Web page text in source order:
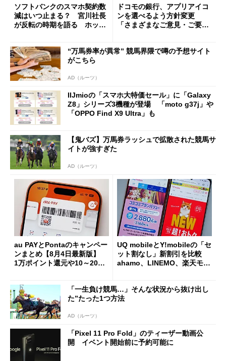
ソフトバンクのスマホ契約数
減はいつ止まる？ 宮川社長
が反転の時期を語る ホッピ
ドコモの銀行、アプリアイコ
ンを選べるよう方針変更
「さまざまなご意見・ご要望
“万馬券率が異常” 競馬界隈で噂の予想サイト
がこちら
AD（ルーツ）
IIJmioの「スマホ大特価セール」に「Galaxy
Z8」シリーズ3機種が登場 「moto g37j」や
「OPPO Find X9 Ultra」も
【鬼バズ】万馬券ラッシュで拡散された競馬サ
イトが強すぎた
AD（ルーツ）
au PAYとPontaのキャンペー
ンまとめ【8月4日最新版】
1万ポイント還元や10～20％
UQ mobileとY!mobileの「セ
ット割なし」新割引を比較
ahamo、LINEMO、楽天モバ
「一生負け競馬…」そんな状況から抜け出し
た”たった1つ方法
AD（ルーツ）
「Pixel 11 Pro Fold」のティーザー動画公
開 イベント開始前に予約可能に